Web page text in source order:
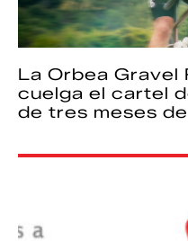
La Orbea Gravel
cuelga el cartel
de tres meses